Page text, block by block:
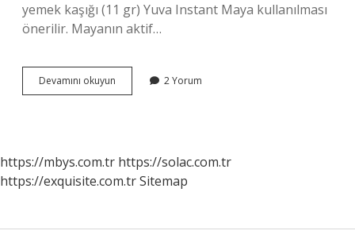
yemek kaşığı (11 gr) Yuva Instant Maya kullanılması
önerilir. Mayanın aktif…
Devamını okuyun
Paket
Aktif
Maya
2 Yorum
https://mbys.com.tr https://solac.com.tr
https://exquisite.com.trSitemap